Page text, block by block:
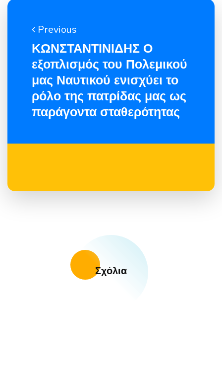
Previous
ΚΩΝΣΤΑΝΤΙΝΙΔΗΣ Ο
εξοπλισμός του Πολεμικού
μας Ναυτικού ενισχύει το
ρόλο της πατρίδας μας ως
παράγοντα σταθερότητας
Σχόλια